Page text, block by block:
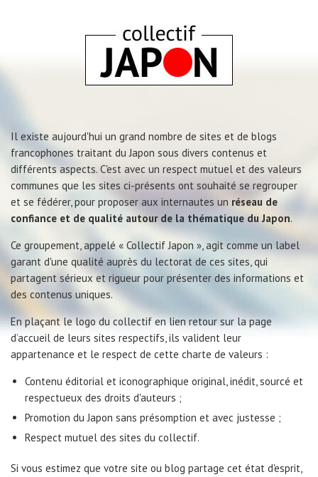
Il existe aujourd'hui un grand nombre de sites et de blogs
francophones traitant du Japon sous divers contenus et
différents aspects. C'est avec un respect mutuel et des valeurs
communes que les sites ci-présents ont souhaité se regrouper
et se fédérer, pour proposer aux internautes un réseau de
confiance et de qualité autour de la thématique du Japon.
Ce groupement, appelé « Collectif Japon », agit comme un label
garant d'une qualité auprès du lectorat de ces sites, qui
partagent sérieux et rigueur pour présenter des informations et
des contenus uniques.
En plaçant le logo du collectif en lien retour sur la page
d’accueil de leurs sites respectifs, ils valident leur
appartenance et le respect de cette charte de valeurs :
Contenu éditorial et iconographique original, inédit, sourcé et
respectueux des droits d'auteurs ;
Promotion du Japon sans présomption et avec justesse ;
Respect mutuel des sites du collectif.
Si vous estimez que votre site ou blog partage cet état d'esprit,